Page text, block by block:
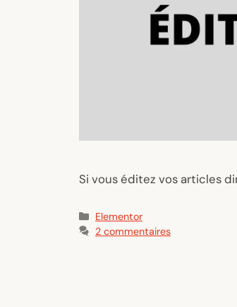
Si vous éditez vos articles
Catégories
Elementor
2 commentaires